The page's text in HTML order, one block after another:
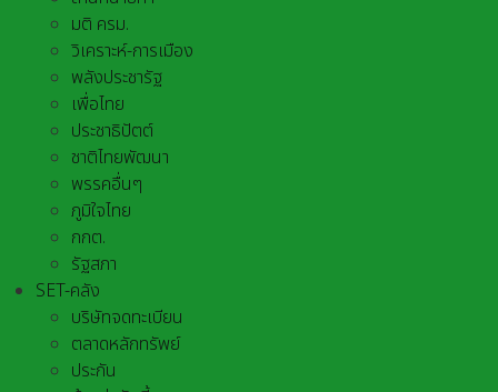
มติ ครม.
วิเคราะห์-การเมือง
พลังประชารัฐ
เพื่อไทย
ประชาธิปัตต์
ชาติไทยพัฒนา
พรรคอื่นๆ
ภูมิใจไทย
กกต.
รัฐสภา
SET-คลัง
บริษัทจดทะเบียน
ตลาดหลักทรัพย์
ประกัน